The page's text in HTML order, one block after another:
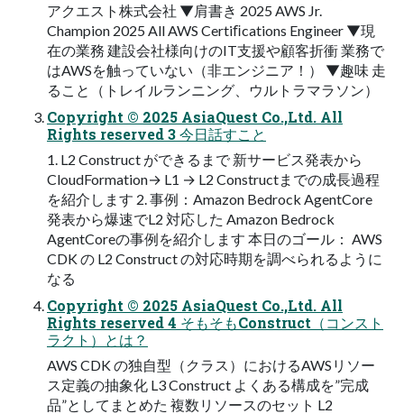
アクエスト株式会社 ▼肩書き 2025 AWS Jr.
Champion 2025 All AWS Certiﬁcations Engineer ▼現
在の業務 建設会社様向けのIT⽀援や顧客折衝 業務で
はAWSを触っていない（⾮エンジニア！） ▼趣味 ⾛
ること（トレイルランニング、ウルトラマラソン）
Copyright © 2025 AsiaQuest Co.,Ltd. All
Rights reserved 3 今⽇話すこと
1. L2 Construct ができるまで 新サービス発表から
CloudFormation→ L1 → L2 Constructまでの成⻑過程
を紹介します 2. 事例：Amazon Bedrock AgentCore
発表から爆速でL2 対応した Amazon Bedrock
AgentCoreの事例を紹介します 本⽇のゴール： AWS
CDK の L2 Construct の対応時期を調べられるように
なる
Copyright © 2025 AsiaQuest Co.,Ltd. All
Rights reserved 4 そもそもConstruct（コンスト
ラクト）とは？
AWS CDK の独⾃型（クラス）におけるAWSリソー
ス定義の抽象化 L3 Construct よくある構成を”完成
品”としてまとめた 複数リソースのセット L2